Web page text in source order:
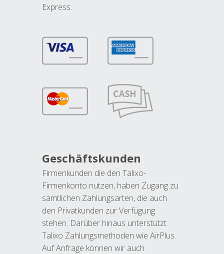
Express.
Geschäftskunden
Firmenkunden die den Talixo-
Firmenkonto nutzen, haben Zugang zu
sämtlichen Zahlungsarten, die auch
den Privatkunden zur Verfügung
stehen. Darüber hinaus unterstützt
Talixo Zahlungsmethoden wie AirPlus.
Auf Anfrage können wir auch